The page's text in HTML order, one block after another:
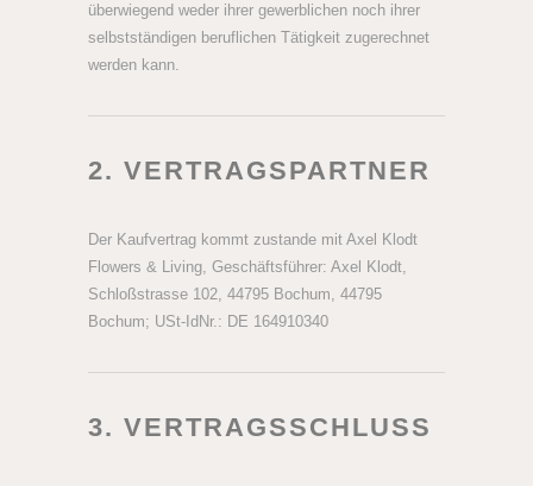
überwiegend weder ihrer gewerblichen noch ihrer
selbstständigen beruflichen Tätigkeit zugerechnet
werden kann.
2. VERTRAGSPARTNER
Der Kaufvertrag kommt zustande mit Axel Klodt
Flowers & Living, Geschäftsführer: Axel Klodt,
Schloßstrasse 102, 44795 Bochum, 44795
Bochum; USt-IdNr.: DE 164910340
3. VERTRAGSSCHLUSS